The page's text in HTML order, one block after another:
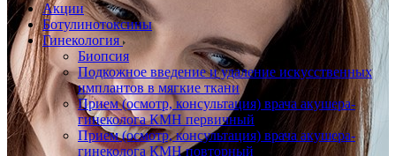
Акции
Ботулинотоксины
Гинекология
Биопсия
Подкожное введение и удаление искусственных
имплантов в мягкие ткани
Прием (осмотр, консультация) врача акушера-
гинеколога КМН первичный
Прием (осмотр, консультация) врача акушера-
гинеколога КМН повторный